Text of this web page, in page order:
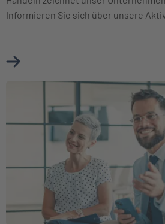
Informieren Sie sich über unsere
Mehr über Nachhaltigkeit erfahren